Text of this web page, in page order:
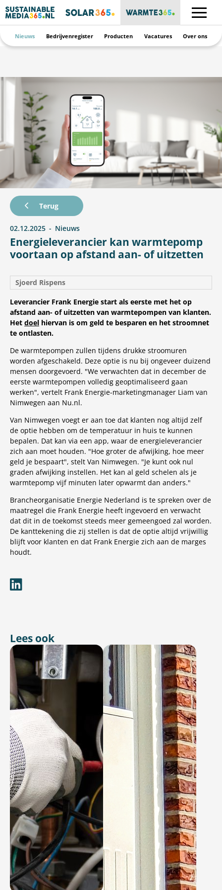
Nieuws Bedrijvenregister Producten Vacatures Over ons
Energieleverancier kan warmtepomp
voortaan op afstand aan- of uitzetten
Terug
02.12.2025 Nieuws
Sjoerd Rispens
Leverancier Frank Energie start als eerste met het op
afstand aan- of uitzetten van warmtepompen van klanten.
Het doel hiervan is om geld te besparen en het stroomnet
te ontlasten.
De warmtepompen zullen tijdens drukke stroomuren
worden afgeschakeld. Deze optie is nu bij ongeveer duizend
mensen doorgevoerd. "We verwachten dat in december de
eerste warmtepompen volledig geoptimaliseerd gaan
werken", vertelt Frank Energie-marketingmanager Liam van
Nimwegen aan Nu.nl.
Van Nimwegen voegt er aan toe dat klanten nog altijd zelf
de optie hebben om de temperatuur in huis te kunnen
bepalen. Dat kan via een app, waar de energieleverancier
zich aan moet houden. "Hoe groter de afwijking, hoe meer
geld je bespaart", stelt Van Nimwegen. "Je kunt ook nul
graden afwijking instellen. Het kan al geld schelen als je
warmtepomp vijf minuten later opwarmt dan anders."
Brancheorganisatie Energie Nederland is te spreken over de
maatregel die Frank Energie heeft ingevoerd en verwacht
dat dit in de toekomst steeds meer gemeengoed zal worden.
De kanttekening die zij stellen is dat de optie altijd vrijwillig
blijft voor klanten en dat Frank Energie zich aan de marges
houdt.
Lees ook